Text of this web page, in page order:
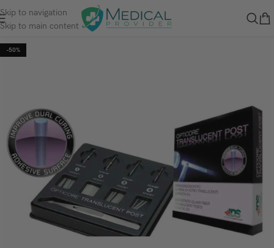
Skip to navigation
Skip to main content
-50%